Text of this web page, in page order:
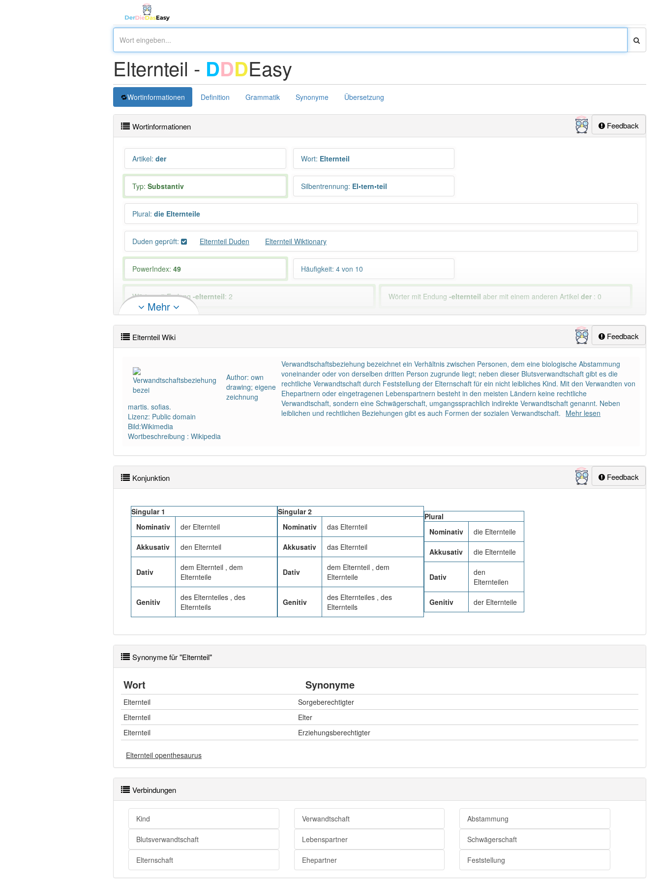
Elternteil - DDDEasy
Wortinformationen Definition Grammatik Synonyme Übersetzung
Feedback
Wortinformationen
Artikel: der Wort: Elternteil
Typ: Substantiv Silbentrennung: El•tern•teil
Plural: die Elternteile
Duden geprüft: Elternteil Duden Elternteil Wiktionary
PowerIndex: 49 Häufigkeit: 4 von 10
Wörter mit Endung -elternteil: 2 Wörter mit Endung-elternteil aber mit einem anderen Artikelder : 0
82% unserer Spielapp-Nutzer haben den Artikel korrekt erraten.
Mehr
Feedback
Elternteil Wiki
Author: own
drawing; eigene
zeichnung
martis. sofias.
Lizenz: Public domain
Bild:Wikimedia
Wortbeschreibung : Wikipedia
Verwandtschaftsbeziehung bezeichnet ein Verhältnis zwischen Personen, dem eine biologische Abstammung
voneinander oder von derselben dritten Person zugrunde liegt; neben dieser Blutsverwandtschaft gibt es die
rechtliche Verwandtschaft durch Feststellung der Elternschaft für ein nicht leibliches Kind. Mit den Verwandten von
Ehepartnern oder eingetragenen Lebenspartnern besteht in den meisten Ländern keine rechtliche
Verwandtschaft, sondern eine Schwägerschaft, umgangssprachlich indirekte Verwandtschaft genannt. Neben
leiblichen und rechtlichen Beziehungen gibt es auch Formen der sozialen Verwandtschaft. Mehr lesen
Feedback
Konjunktion
Singular 1
Nominativ
der Elternteil
Akkusativ den Elternteil
Dativ
dem Elternteil , dem
Elternteile
Genitiv
des Elternteiles , des
Elternteils
Singular 2
Nominativ
das Elternteil
Akkusativ das Elternteil
Dativ
dem Elternteil , dem
Elternteile
Genitiv
des Elternteiles , des
Elternteils
Plural
Nominativ
die Elternteile
Akkusativ die Elternteile
Dativ
den
Elternteilen
Genitiv der Elternteile
Synonyme für "Elternteil"
Wort Synonyme
Elternteil
Sorgeberechtigter
Elternteil
Elter
Elternteil
Erziehungsberechtigter
Elternteil openthesaurus
Verbindungen
Kind Verwandtschaft Abstammung
Blutsverwandtschaft Lebenspartner Schwägerschaft
Elternschaft Ehepartner Feststellung